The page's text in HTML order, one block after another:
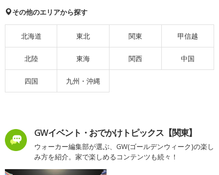
その他のエリアから探す
北海道 東北 関東 甲信越
北陸 東海 関西 中国
四国 九州・沖縄
GWイベント・おでかけトピックス【関東】
ウォーカー編集部が選ぶ、GW(ゴールデンウィーク)の楽し
み方を紹介。家で楽しめるコンテンツも続々！